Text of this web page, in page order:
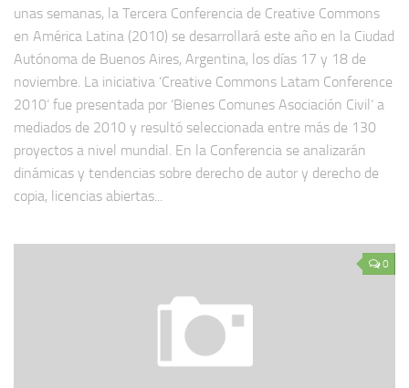
unas semanas, la Tercera Conferencia de Creative Commons
en América Latina (2010) se desarrollará este año en la Ciudad
Autónoma de Buenos Aires, Argentina, los días 17 y 18 de
noviembre. La iniciativa ‘Creative Commons Latam Conference
2010‘ fue presentada por ‘Bienes Comunes Asociación Civil‘ a
mediados de 2010 y resultó seleccionada entre más de 130
proyectos a nivel mundial. En la Conferencia se analizarán
dinámicas y tendencias sobre derecho de autor y derecho de
copia, licencias abiertas...
0